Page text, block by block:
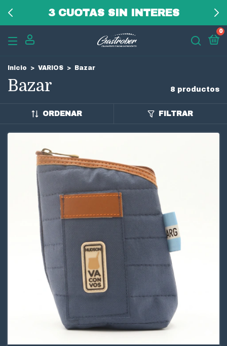
3 CUOTAS SIN INTERES
0
Inicio > VARIOS > Bazar
Bazar 8 productos
ORDENAR FILTRAR